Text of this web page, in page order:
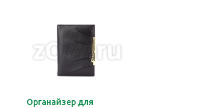
Органайзер для